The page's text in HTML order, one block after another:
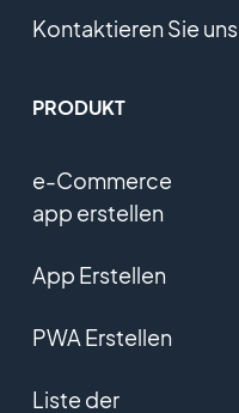
Kontaktieren Sie uns
PRODUKT
e-Commerce
app erstellen
App Erstellen
PWA Erstellen
Liste der